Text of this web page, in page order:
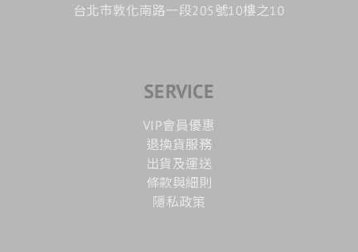
台北市敦化南路一段205號10樓之10
SERVICE
VIP會員優惠
退換貨服務
出貨及運送
條款與細則
隱私政策